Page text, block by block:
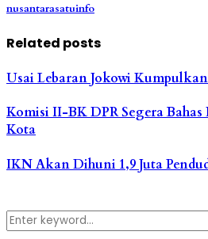
nusantarasatuinfo
Related posts
Usai Lebaran Jokowi
Komisi II-BK DPR Segera Bahas
Kota
IKN Akan Dihuni 1,9 Juta
Search